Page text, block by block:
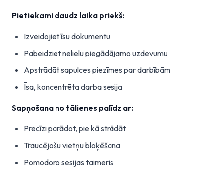
Pietiekami daudz laika priekš:
Izveidojiet īsu dokumentu
Pabeidziet nelielu piegādājamo uzdevumu
Apstrādāt sapulces piezīmes par darbībām
Īsa, koncentrēta darba sesija
Sapņošana no tālienes palīdz ar:
Precīzi parādot, pie kā strādāt
Traucējošu vietņu bloķēšana
Pomodoro sesijas taimeris